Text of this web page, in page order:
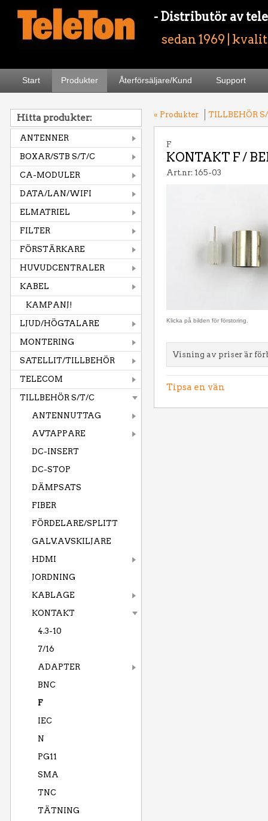
- Distributör av
sedan 1969 |
Start Produkter Återförsäljare/Kund Support
Hitta produkter:
ANTENNER
BOXAR/STB S/T/C
CA-MODULER
DATA/LAN/WIFI
ELMATRIEL
FILTER
FÖRSTÄRKARE
HUVUDCENTRALER
KABEL
KAMPANJ!
LJUD/HÖGTALARE
MONTERING
SATELLIT/TILLBEHÖR
TELECOM
TILLBEHÖR S/T/C
ANTENNUTTAG
AVTAPPARE
DC-INSERT
DC-STOP
DÄMPSATS
FIBER
FÖRDELARE/SPLITT
GALV.AVSKILJARE
HDMI
JORDNING
KABLAGE
KONTAKT
4.3-10
7/16
ADAPTER
BNC
F
IEC
N
PG11
SMA
TNC
TÄTNING
« Produkter TILLBEHÖR
F
KONTAKT F /
Art.nr: 165-03
Klicka på bilden för förstoring.
Visning av priser är
Tipsa en vän